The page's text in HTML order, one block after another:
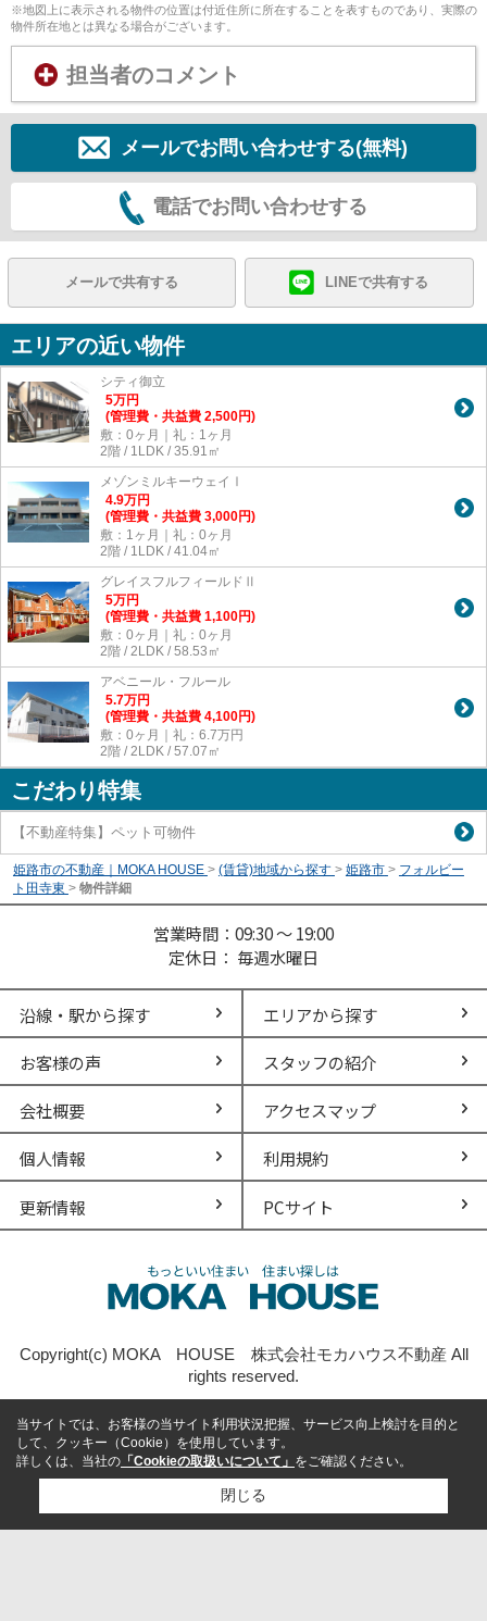
※地図上に表示される物件の位置は付近住所に所在することを表すものであり、実際の
物件所在地とは異なる場合がございます。
担当者のコメント
メールでお問い合わせする(無料)
電話でお問い合わせする
メールで共有する LINEで共有する
エリアの近い物件
シティ御立
5万円
(管理費・共益費 2,500円)
敷：0ヶ月｜礼：1ヶ月
2階 / 1LDK / 35.91㎡
メゾンミルキーウェイⅠ
4.9万円
(管理費・共益費 3,000円)
敷：1ヶ月｜礼：0ヶ月
2階 / 1LDK / 41.04㎡
グレイスフルフィールドⅡ
5万円
(管理費・共益費 1,100円)
敷：0ヶ月｜礼：0ヶ月
2階 / 2LDK / 58.53㎡
アベニール・フルール
5.7万円
(管理費・共益費 4,100円)
敷：0ヶ月｜礼：6.7万円
2階 / 2LDK / 57.07㎡
こだわり特集
【不動産特集】ペット可物件
姫路市の不動産｜MOKA HOUSE > (賃貸)地域から探す > 姫路市 > フォルビー
ト田寺東 > 物件詳細
営業時間：09:30 ～ 19:00
定休日： 毎週水曜日
沿線・駅から探す エリアから探す
お客様の声 スタッフの紹介
会社概要 アクセスマップ
個人情報 利用規約
更新情報 PCサイト
Copyright(c) MOKA HOUSE 株式会社モカハウス不動産 All
rights reserved.
当サイトでは、お客様の当サイト利用状況把握、サービス向上検討を目的と
して、クッキー（Cookie）を使用しています。
詳しくは、当社の 「Cookieの取扱いについて」 をご確認ください。
閉じる